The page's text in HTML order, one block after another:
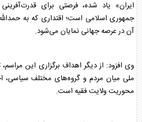
ایران» یاد شده، فرصتی برای
جمهوری اسلامی است؛ اقتداری که به
آن در عرصه جهانی نمایان می‌شود.
وی افزود: از دیگر اهداف برگزاری این
ملی میان مردم و گروه‌های مختلف سیاسی،
محوریت ولایت فقیه است.